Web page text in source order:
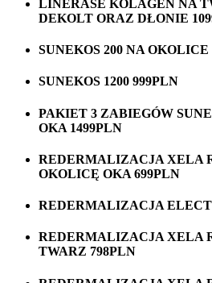
LINERASE KOLAGEN NA
DEKOLT ORAZ DŁONIE
SUNEKOS 200 NA
SUNEKOS 1200 999PLN
PAKIET 3 ZABIEGÓW
OKA 1499PLN
REDERMALIZACJA XELA
OKOLICĘ OKA 699PLN
REDERMALIZACJA
REDERMALIZACJA XELA
TWARZ 798PLN